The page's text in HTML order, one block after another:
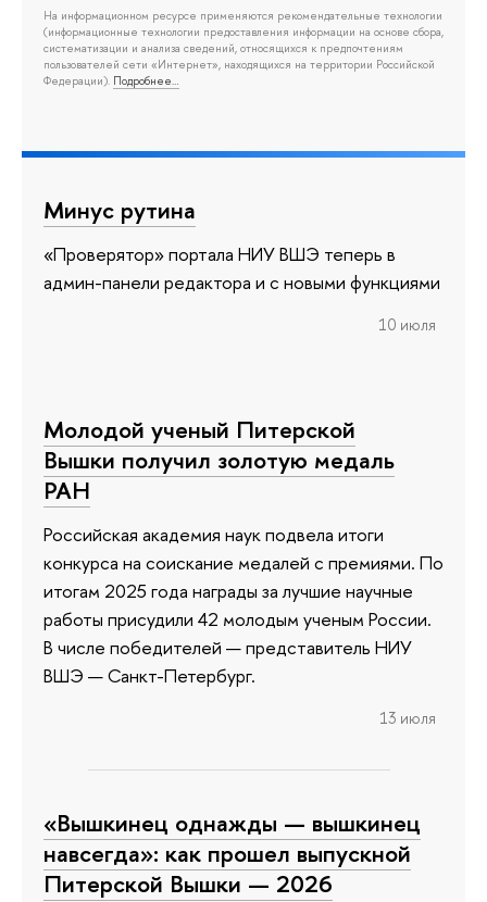
На информационном ресурсе применяются рекомендательные технологии
(информационные технологии предоставления информации на основе сбора,
систематизации и анализа сведений, относящихся к предпочтениям
пользователей сети «Интернет», находящихся на территории Российской
Федерации). Подробнее…
Минус рутина
«Проверятор» портала НИУ ВШЭ теперь в
админ-панели редактора и с новыми функциями
10 июля
Молодой ученый Питерской
Вышки получил золотую медаль
РАН
Российская академия наук подвела итоги
конкурса на соискание медалей с премиями. По
итогам 2025 года награды за лучшие научные
работы присудили 42 молодым ученым России.
В числе победителей — представитель НИУ
ВШЭ — Санкт-Петербург.
13 июля
«Вышкинец однажды — вышкинец
навсегда»: как прошел выпускной
Питерской Вышки — 2026